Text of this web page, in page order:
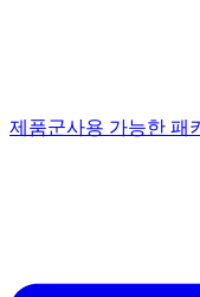
제품군사용 가능한 패